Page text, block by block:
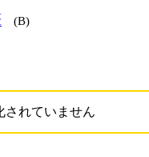
(B)
されていません